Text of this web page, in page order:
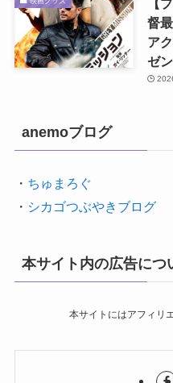
【
督
ア
ゼ
anemoブログ
・ ちゅまろぐ
・ シカゴつぶやきブログ
本サイト内の広告につ
本サイトにはアフィリ